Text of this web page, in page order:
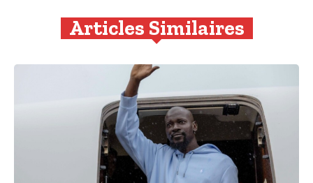
Articles Similaires